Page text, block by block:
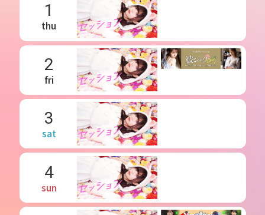
1
thu
2
fri
3
sat
4
sun